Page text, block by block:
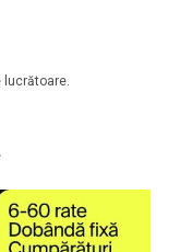
lucrătoare.